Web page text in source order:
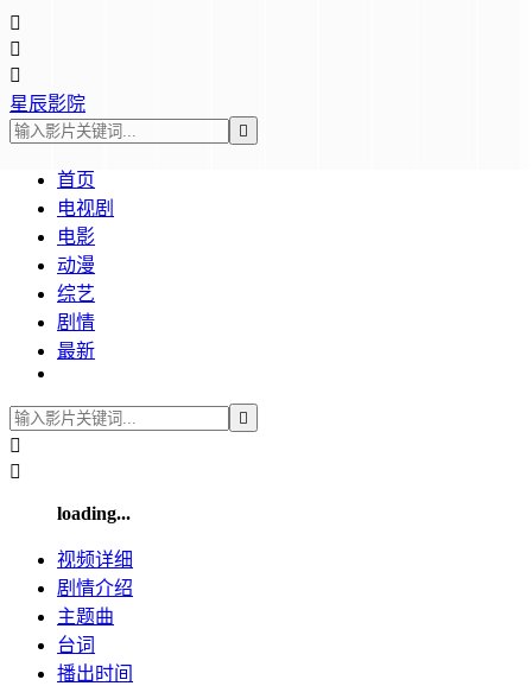



星辰影院

首页
电视剧
电影
动漫
综艺
剧情
最新



loading...
视频详细
剧情介绍
主题曲
台词
播出时间